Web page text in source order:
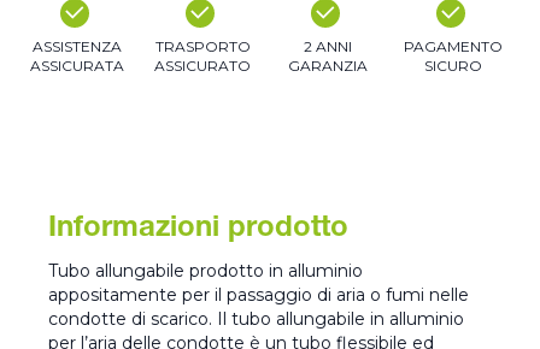
ASSISTENZA
ASSICURATA
TRASPORTO
ASSICURATO
2 ANNI
GARANZIA
PAGAMENTO
SICURO
Informazioni prodotto
Tubo allungabile prodotto in alluminio
appositamente per il passaggio di aria o fumi nelle
condotte di scarico. Il tubo allungabile in alluminio
per l’aria delle condotte è un tubo flessibile ed